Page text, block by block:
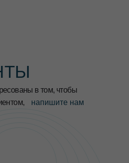
в том, чтобы
напишите нам